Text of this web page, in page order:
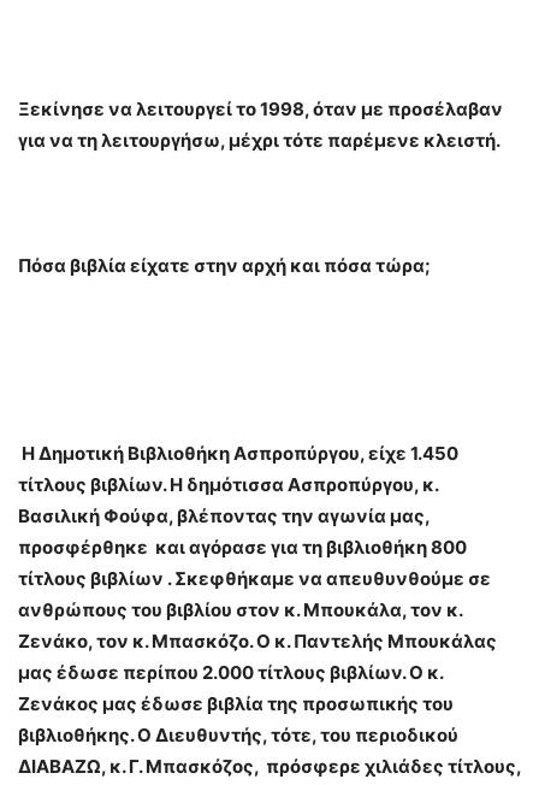
Ξεκίνησε να λειτουργεί το 1998, όταν με προσέλαβαν
για να τη λειτουργήσω, μέχρι τότε παρέμενε κλειστή.
Πόσα βιβλία είχατε στην αρχή και πόσα τώρα;
Η Δημοτική Βιβλιοθήκη Ασπροπύργου, είχε 1.450
τίτλους βιβλίων. Η δημότισσα Ασπροπύργου, κ.
Βασιλική Φούφα, βλέποντας την αγωνία μας,
προσφέρθηκε και αγόρασε για τη βιβλιοθήκη 800
τίτλους βιβλίων . Σκεφθήκαμε να απευθυνθούμε σε
ανθρώπους του βιβλίου στον κ. Μπουκάλα, τον κ.
Ζενάκο, τον κ. Μπασκόζο. Ο κ. Παντελής Μπουκάλας
μας έδωσε περίπου 2.000 τίτλους βιβλίων. Ο κ.
Ζενάκος μας έδωσε βιβλία της προσωπικής του
βιβλιοθήκης. Ο Διευθυντής, τότε, του περιοδικού
ΔΙΑΒΑΖΩ, κ. Γ. Μπασκόζος, πρόσφερε χιλιάδες τίτλους,